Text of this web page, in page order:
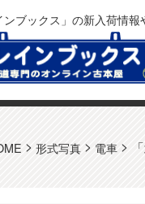
ンブックス」の新入荷情
> 形式写真 > 電車 >